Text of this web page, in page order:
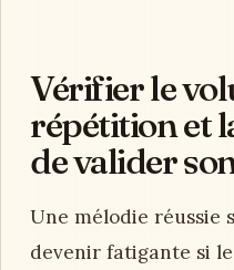
Vérifier le
répétition et
de valider
Une mélodie réussie
devenir fatigante si le